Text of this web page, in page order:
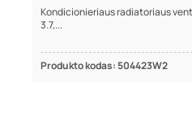
Kondicionieriaus radiatoriaus
3.7,...
Produkto kodas: 504423W2